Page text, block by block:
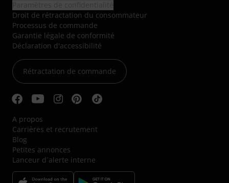
Droit de rétractation du consommateur
Processus de commande
Garantie légale de conformité
Déclaration d'accessibilité
Rétractation de commande
A propos
Carrières et recrutement
Blog
Petites annonces
Lanceur d´alerte interne